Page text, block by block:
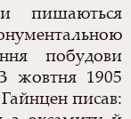
пишаються
побудови
жовтня 1905
писав: